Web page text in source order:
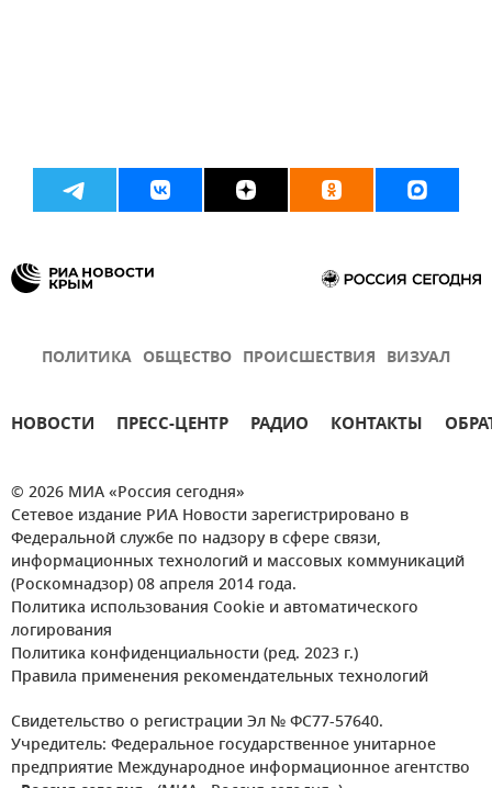
ПОЛИТИКА ОБЩЕСТВО ПРОИСШЕСТВИЯ ВИЗУАЛ
НОВОСТИ ПРЕСС-ЦЕНТР РАДИО КОНТАКТЫ
© 2026 МИА «Россия сегодня»
Сетевое издание РИА Новости зарегистрировано в
Федеральной службе по надзору в сфере связи,
информационных технологий и массовых коммуникаций
(Роскомнадзор) 08 апреля 2014 года.
Политика использования Cookie и автоматического
логирования
Политика конфиденциальности (ред. 2023 г.)
Правила применения рекомендательных технологий
Свидетельство о регистрации Эл № ФС77-57640.
Учредитель: Федеральное государственное унитарное
предприятие Международное информационное агентство